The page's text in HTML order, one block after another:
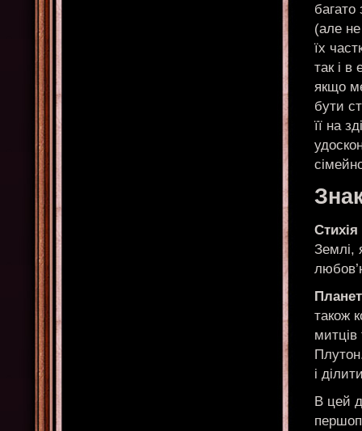
(але
їх
так і
якщо
бути
її на
Землі,
також
і
В цей